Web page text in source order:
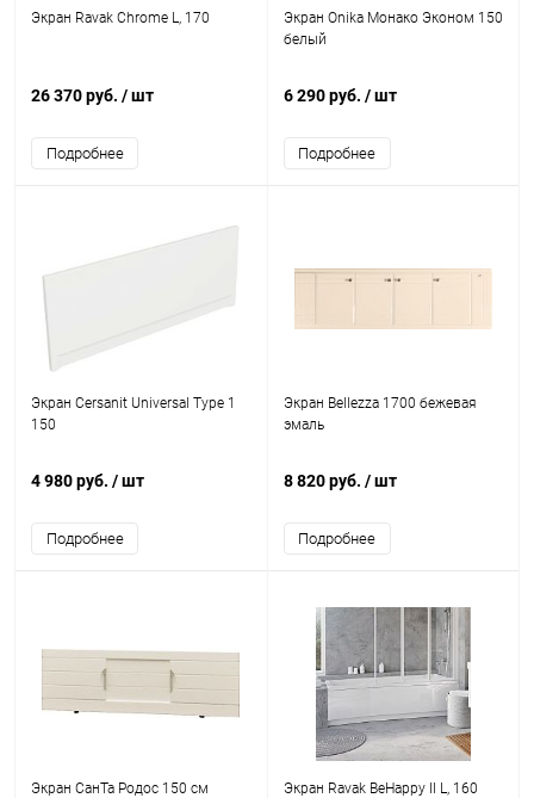
Экран Ravak Chrome L, 170
26 370 руб. / шт
Подробнее
Экран Onika Монако Эконом 150
белый
6 290 руб. / шт
Подробнее
Экран Cersanit Universal Type 1
150
4 980 руб. / шт
Подробнее
Экран Bellezza 1700 бежевая
эмаль
8 820 руб. / шт
Подробнее
Экран СанТа Родос 150 см Экран Ravak BeHappy II L, 160